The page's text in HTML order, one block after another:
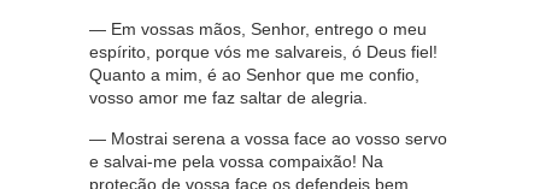
— Em vossas mãos, Senhor, entrego o meu
espírito, porque vós me salvareis, ó Deus fiel!
Quanto a mim, é ao Senhor que me confio,
vosso amor me faz saltar de alegria.
— Mostrai serena a vossa face ao vosso servo
e salvai-me pela vossa compaixão! Na
proteção de vossa face os defendeis bem